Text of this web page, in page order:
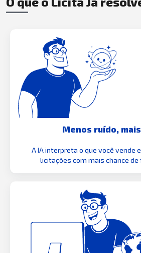
Menos ruído,
A IA interpreta o que você vende
licitações com mais chance de